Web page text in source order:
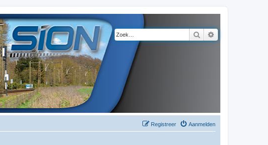
Zoek
Aanmelden
Registreer